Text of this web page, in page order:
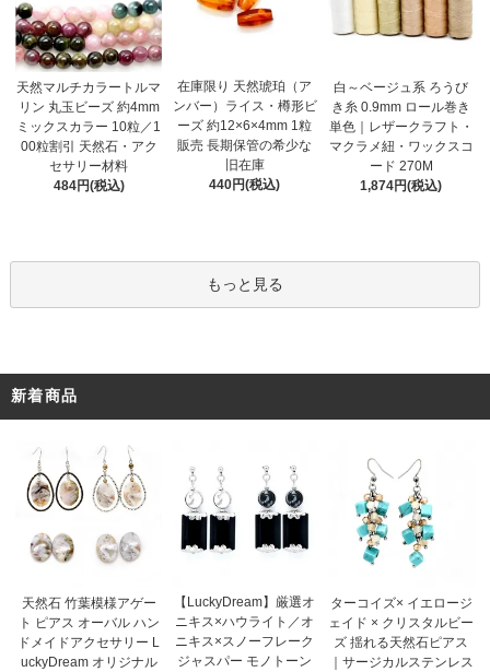
天然マルチカラートルマ
リン 丸玉ビーズ 約4mm
ミックスカラー 10粒／1
00粒割引 天然石・アク
セサリー材料
484円(税込)
在庫限り 天然琥珀（ア
ンバー）ライス・樽形ビ
ーズ 約12×6×4mm 1粒
販売 長期保管の希少な
旧在庫
440円(税込)
白～ベージュ系 ろうび
き糸 0.9mm ロール巻き
単色｜レザークラフト・
マクラメ紐・ワックスコ
ード 270M
1,874円(税込)
もっと見る
新着商品
天然石 竹葉模様アゲー
ト ピアス オーバル ハン
ドメイドアクセサリー L
uckyDream オリジナル
【LuckyDream】厳選オ
ニキス×ハウライト／オ
ニキス×スノーフレーク
ジャスパー モノトーン
ターコイズ× イエロージ
ェイド × クリスタルビー
ズ 揺れる天然石ピアス
｜サージカルステンレス